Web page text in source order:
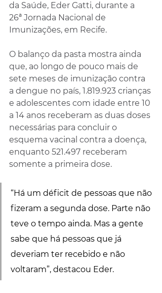
da Saúde, Eder Gatti, durante a
26ª Jornada Nacional de
Imunizações, em Recife.
O balanço da pasta mostra ainda
que, ao longo de pouco mais de
sete meses de imunização contra
a dengue no país, 1.819.923 crianças
e adolescentes com idade entre 10
a 14 anos receberam as duas doses
necessárias para concluir o
esquema vacinal contra a doença,
enquanto 521.497 receberam
somente a primeira dose.
“Há um déficit de pessoas que não
fizeram a segunda dose. Parte não
teve o tempo ainda. Mas a gente
sabe que há pessoas que já
deveriam ter recebido e não
voltaram”, destacou Eder.